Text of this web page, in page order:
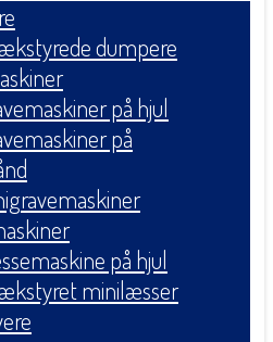
dumpere
på hjul
på
på hjul
minilæsser